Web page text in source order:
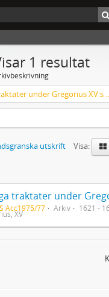
1 resultat
Påvliga traktater under Gregorius XV:s pontifikat.
utskrift
Visa:
Acc1975/77 Arkiv 1621 -
XV